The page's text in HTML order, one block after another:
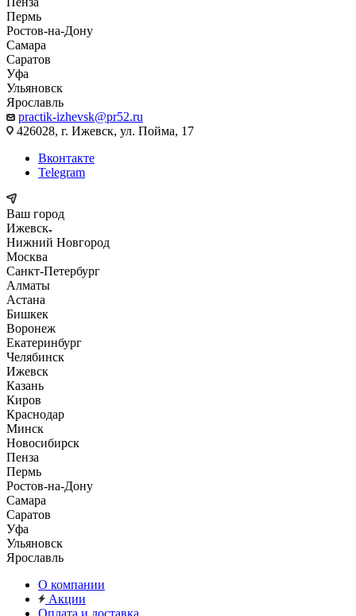
Пермь
Ростов-на-Дону
Самара
Саратов
Уфа
Ульяновск
Ярославль
practik-izhevsk@pr52.ru
426028, г. Ижевск, ул. Пойма, 17
Вконтакте
Telegram
Ваш город
Ижевск
Нижний Новгород
Москва
Санкт-Петербург
Алматы
Астана
Бишкек
Воронеж
Екатеринбург
Челябинск
Ижевск
Казань
Киров
Краснодар
Минск
Новосибирск
Пенза
Пермь
Ростов-на-Дону
Самара
Саратов
Уфа
Ульяновск
Ярославль
О компании
Акции
Оплата и доставка